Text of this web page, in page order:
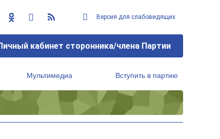
Версия для слабовидящих
кабинет сторонника/члена Партии
Мультимедиа Вступить в партию